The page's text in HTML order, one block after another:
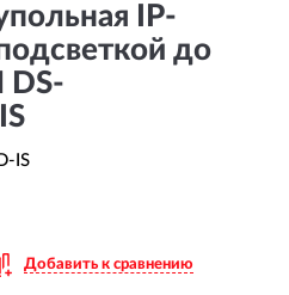
IP-
до
DS-
IS
Добавить к сравнению